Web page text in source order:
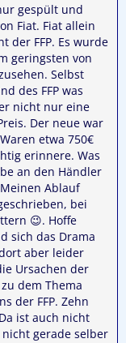
gespült und
Fiat. Fiat allein
der FFP. Es wurde
geringsten von
Selbst
des FFP was
nicht nur eine
Der neue war
etwa 750€
erinnere. Was
an den Händler
Ablauf
bei
😉. Hoffe
sich das Drama
aber leider
Ursachen der
dem Thema
der FFP. Zehn
ist auch nicht
gerade selber